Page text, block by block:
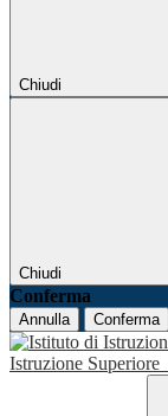
Chiudi
Chiudi
Conferma
Annulla Conferma
Istruzione Superiore